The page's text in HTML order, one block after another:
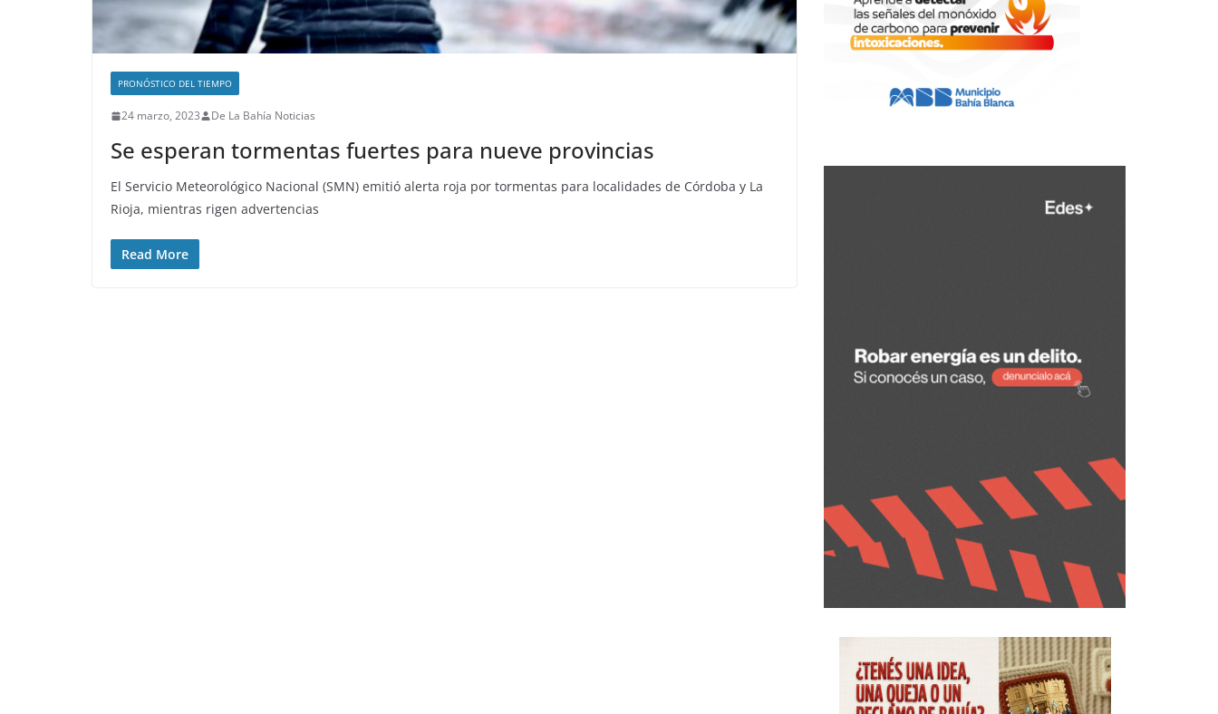
PRONÓSTICO DEL TIEMPO
24 marzo, 2023 De La Bahía Noticias
Se esperan tormentas fuertes para nueve provincias
El Servicio Meteorológico Nacional (SMN) emitió alerta roja por tormentas para localidades de Córdoba y La
Rioja, mientras rigen advertencias
Read More